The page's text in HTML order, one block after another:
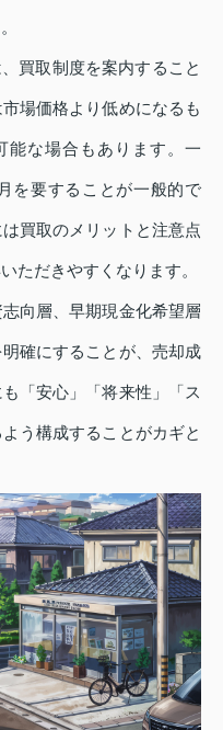
買取制度を案内すること
場価格より低めになるも
能な場合もあります。一
を要することが一般的で
買取のメリットと注意点
ただきやすくなります。
向層、早期現金化希望層
確にすることが、売却成
「安心」「将来性」「ス
う構成することがカギと